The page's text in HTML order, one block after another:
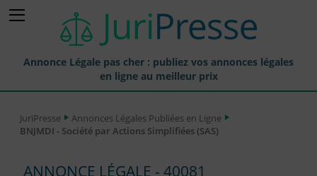
Annonce Légale pas cher : publiez vos annonces légales
en ligne au meilleur prix
Annonces Légales Publiées
JuriPresse
Annonces Légales Publiées en Ligne
BNJMDI - Société par Actions Simplifiées (SAS)
ANNONCE LÉGALE - 40081